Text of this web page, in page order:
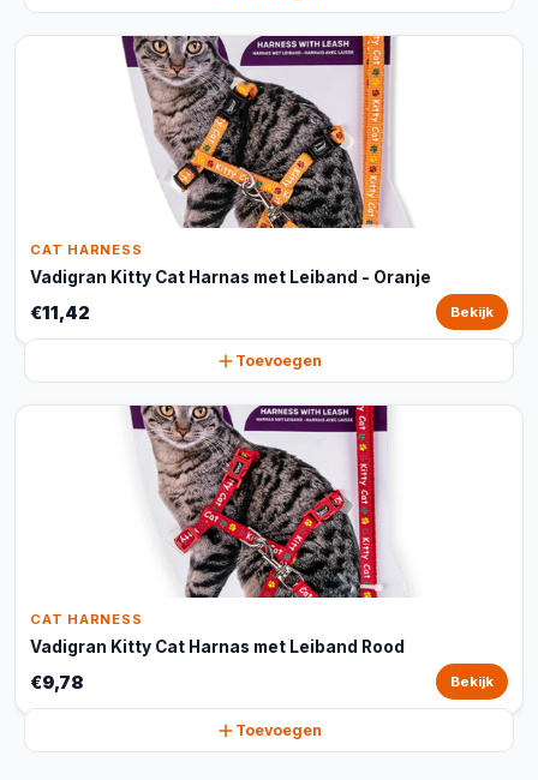
CAT HARNESS
Vadigran Kitty Cat Harnas met Leiband - Oranje
€11,42 Bekijk
Toevoegen
CAT HARNESS
Vadigran Kitty Cat Harnas met Leiband Rood
€9,78 Bekijk
Toevoegen